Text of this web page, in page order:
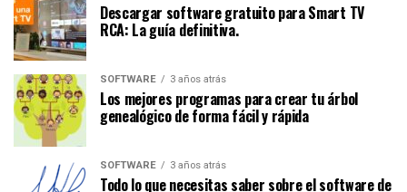
Descargar software gratuito para Smart TV
RCA: La guía definitiva.
SOFTWARE 3 años atrás
Los mejores programas para crear tu árbol
genealógico de forma fácil y rápida
SOFTWARE 3 años atrás
Todo lo que necesitas saber sobre el software de